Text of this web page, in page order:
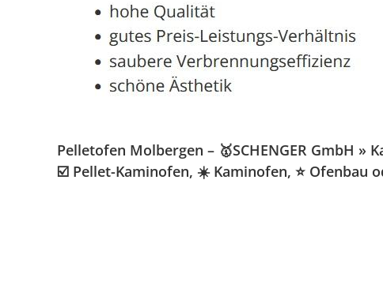
Pelletofen Molbergen – 🥇SCHENGER GmbH
☑️ Pellet-Kaminofen, ☀️ Kaminofen, ⭐ Ofenbau